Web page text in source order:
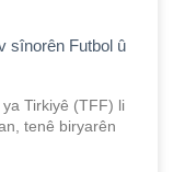
sînorên Futbol û
Tirkiyê (TFF) li
tenê biryarên